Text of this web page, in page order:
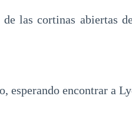
las cortinas abiertas
esperando encontrar a